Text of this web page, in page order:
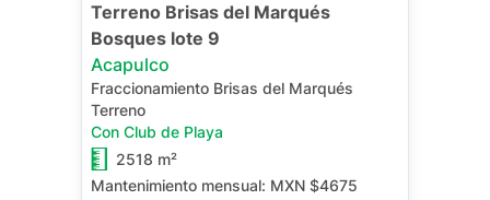
Terreno Brisas del Marqués
Bosques lote 9
Acapulco
Fraccionamiento Brisas del Marqués
Terreno
Con Club de Playa
2518 m²
Mantenimiento mensual: MXN $4675